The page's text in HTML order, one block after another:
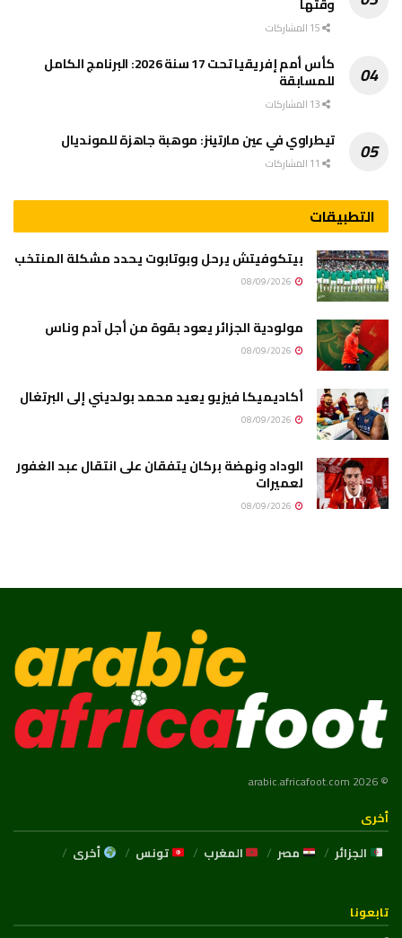
كأس أمم إفريقيا تحت 17 سنة 2026: البرنامج الكامل
للمسابقة
تيطراوي في عين مارتينز: موهبة جاهزة للمونديال
التطبيقات
بيتكوفيتش يرحل وبوتابوت يحدد مشكلة المنتخب
مولودية الجزائر يعود بقوة من أجل آدم وناس
أكاديميكا فيزيو يعيد محمد بولديني إلى البرتغال
الوداد ونهضة بركان يتفقان على انتقال عبد الغفور
لعميرات
© 2026 arabic.africafoot.com
أخرى
الجزائر
مصر المغرب تونس أخرى
تابعونا